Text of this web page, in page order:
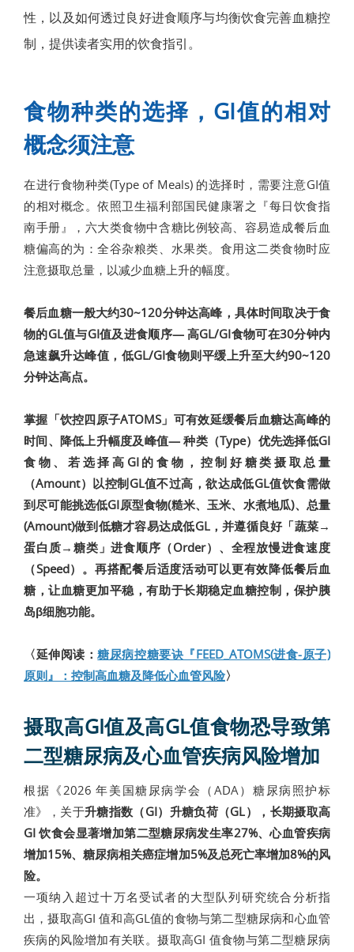
性，以及如何透过良好进食顺序与均衡饮食完善血糖控
制，提供读者实用的饮食指引。
食物种类的选择，GI值的相对
概念须注意
在进行食物种类(Type of Meals) 的选择时，需要注意GI值
的相对概念。依照卫生福利部国民健康署之『每日饮食指
南手册』，六大类食物中含糖比例较高、容易造成餐后血
糖偏高的为：全谷杂粮类、水果类。食用这二类食物时应
注意摄取总量，以减少血糖上升的幅度。
餐后血糖一般大约30~120分钟达高峰，具体时间取决于食
物的GL值与GI值及进食顺序— 高GL/GI食物可在30分钟内
急速飙升达峰值，低GL/GI食物则平缓上升至大约90~120
分钟达高点。
掌握「饮控四原子ATOMS」可有效延缓餐后血糖达高峰的
时间、降低上升幅度及峰值— 种类（Type）优先选择低GI
食物、若选择高GI的食物，控制好糖类摄取总量
（Amount）以控制GL值不过高，欲达成低GL值饮食需做
到尽可能挑选低GI原型食物(糙米、玉米、水煮地瓜)、总量
(Amount)做到低糖才容易达成低GL，并遵循良好「蔬菜→
蛋白质→糖类」进食顺序（Order）、全程放慢进食速度
（Speed）。再搭配餐后适度活动可以更有效降低餐后血
糖，让血糖更加平稳，有助于长期稳定血糖控制，保护胰
岛β细胞功能。
〈延伸阅读：糖尿病控糖要诀『FEED_ATOMS(进食-原子)
原则』：控制高血糖及降低心血管风险〉
摄取高GI值及高GL值食物恐导致第
二型糖尿病及心血管疾病风险增加
根据《2026 年美国糖尿病学会（ADA）糖尿病照护标
准》，关于升糖指数（GI） 升糖负荷（GL）， 长期摄取高
GI 饮食会显著增加第二型糖尿病发生率27%、心血管疾病
增加15%、糖尿病相关癌症增加5%及总死亡率增加8%的风
险。
一项纳入超过十万名受试者的大型队列研究统合分析指
出，摄取高GI 值和高GL值的食物与第二型糖尿病和心血管
疾病的风险增加有关联。摄取高GI 值食物与第二型糖尿病